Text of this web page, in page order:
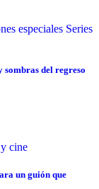
especiales Series
sombras del regreso
cine
un guión que